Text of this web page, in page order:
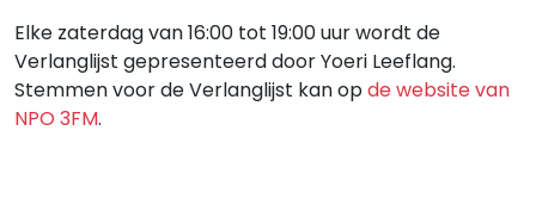
Elke zaterdag van 16:00 tot 19:00 uur wordt de
Verlanglijst gepresenteerd door Yoeri Leeflang.
Stemmen voor de Verlanglijst kan opde website van
NPO 3FM.